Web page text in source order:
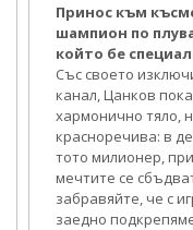
Принос към
шампион по
който бе
Със своето
канал, Цанков
хармонично тяло,
красноречива: в
тото милионер,
мечтите се
забравяйте, че с
заедно